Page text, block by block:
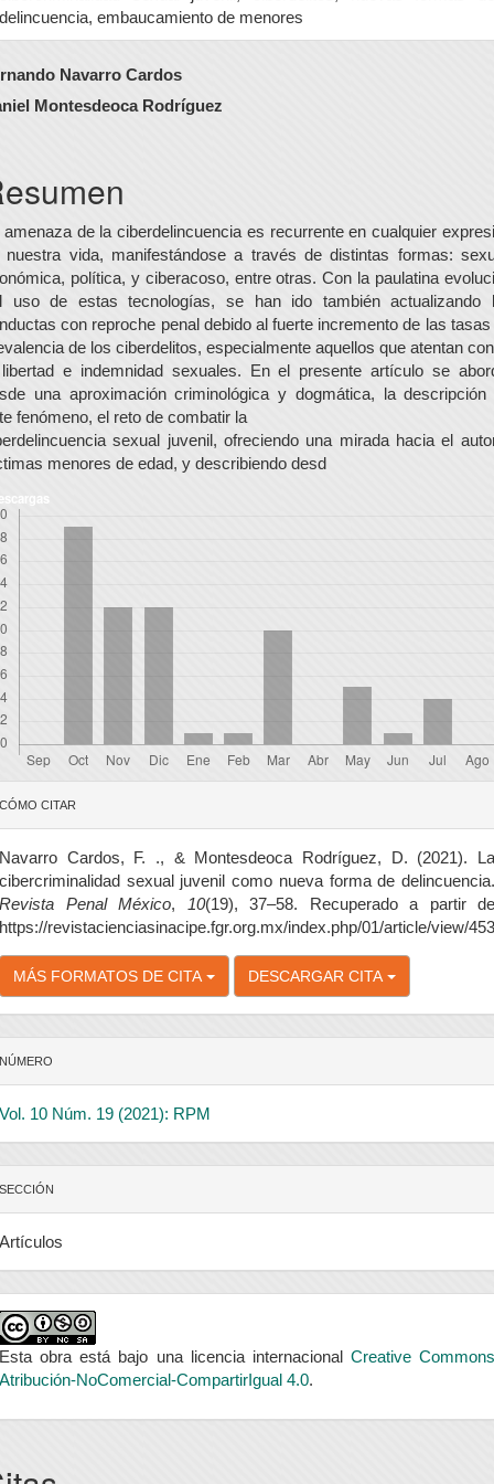
delincuencia, embaucamiento de menores
Navarro Cardos
Montesdeoca Rodríguez
amenaza de la ciberdelincuencia es recurrente en cualquier
nuestra vida, manifestándose a través de distintas formas:
política, y ciberacoso, entre otras. Con la paulatina
uso de estas tecnologías, se han ido también actualizando
con reproche penal debido al fuerte incremento de las tasas
de los ciberdelitos, especialmente aquellos que atentan
e indemnidad sexuales. En el presente artículo se
una aproximación criminológica y dogmática, la descripción
fenómeno, el reto de combatir la
sexual juvenil, ofreciendo una mirada hacia el
menores de edad, y describiendo desd
CÓMO CITAR
Navarro Cardos, F. ., & Montesdeoca Rodríguez, D. (2021). La
cibercriminalidad sexual juvenil como nueva forma de delincuencia.
Revista Penal México, 10(19), 37–58. Recuperado a partir de
https://revistacienciasinacipe.fgr.org.mx/index.php/01/article/view/453
MÁS FORMATOS DE CITA DESCARGAR CITA
NÚMERO
Vol. 10 Núm. 19 (2021): RPM
SECCIÓN
Artículos
Esta obra está bajo una licencia internacional Creative Commons
Atribución-NoComercial-CompartirIgual 4.0.